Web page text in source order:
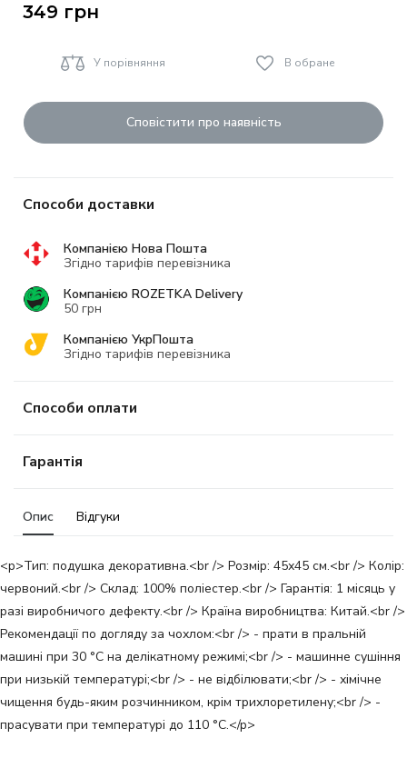
349 грн
У порівняння В обране
Сповістити про наявність
Способи доставки
Компанією Нова Пошта
Згідно тарифів перевізника
Компанією ROZETKA Delivery
50 грн
Компанією УкрПошта
Згідно тарифів перевізника
Способи оплати
Гарантія
Опис Відгуки
<p>Тип: подушка декоративна.<br /> Розмір: 45х45 см.<br /> Колір:
червоний.<br /> Склад: 100% поліестер.<br /> Гарантія: 1 місяць у
разі виробничого дефекту.<br /> Країна виробництва: Китай.<br />
Рекомендації по догляду за чохлом:<br /> - прати в пральній
машині при 30 °C на делікатному режимі;<br /> - машинне сушіння
при низькій температурі;<br /> - не відбілювати;<br /> - хімічне
чищення будь-яким розчинником, крім трихлоретилену;<br /> -
прасувати при температурі до 110 °C.</p>